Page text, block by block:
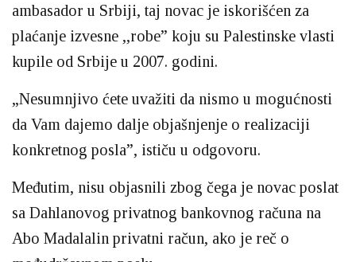
ambasador u Srbiji, taj novac je iskorišćen za
plaćanje izvesne ,,robe” koju su Palestinske vlasti
kupile od Srbije u 2007. godini.
„Nesumnjivo ćete uvažiti da nismo u mogućnosti
da Vam dajemo dalje objašnjenje o realizaciji
konkretnog posla”, ističu u odgovoru.
Međutim, nisu objasnili zbog čega je novac poslat
sa Dahlanovog privatnog bankovnog računa na
Abo Madalalin privatni račun, ako je reč o